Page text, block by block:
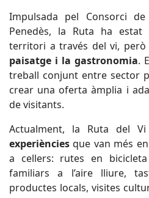
Impulsada pel Consorci
Penedès, la Ruta ha estat
territori a través del vi, però
paisatge i la gastronomia.
treball conjunt entre sector
crear una oferta àmplia i
de visitants.
Actualment, la Ruta del
experiències que van més
a cellers: rutes en
familiars a l’aire lliure,
productes locals, visites